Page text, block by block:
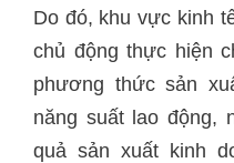
Do đó, khu vực kinh
chủ động thực hiện
phương thức sản
năng suất lao động,
quả sản xuất kinh